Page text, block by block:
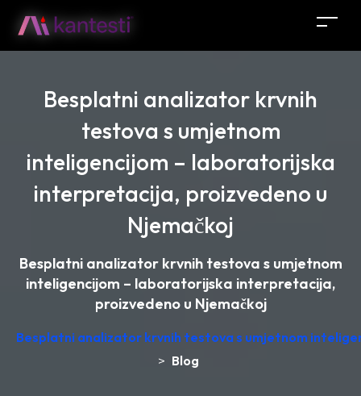
Besplatni analizator krvnih
testova s umjetnom
inteligencijom – laboratorijska
interpretacija, proizvedeno u
Njemačkoj
Besplatni analizator krvnih testova s umjetnom
inteligencijom – laboratorijska interpretacija,
proizvedeno u Njemačkoj
Besplatni analizator krvnih testova s umjetnom
> Blog